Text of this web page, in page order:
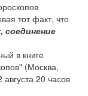
тот факт, что
соединение
в книге
(Москва,
20 часов